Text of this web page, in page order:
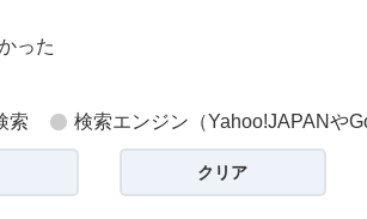
った
索 検索エンジン（Yahoo!JAPANや